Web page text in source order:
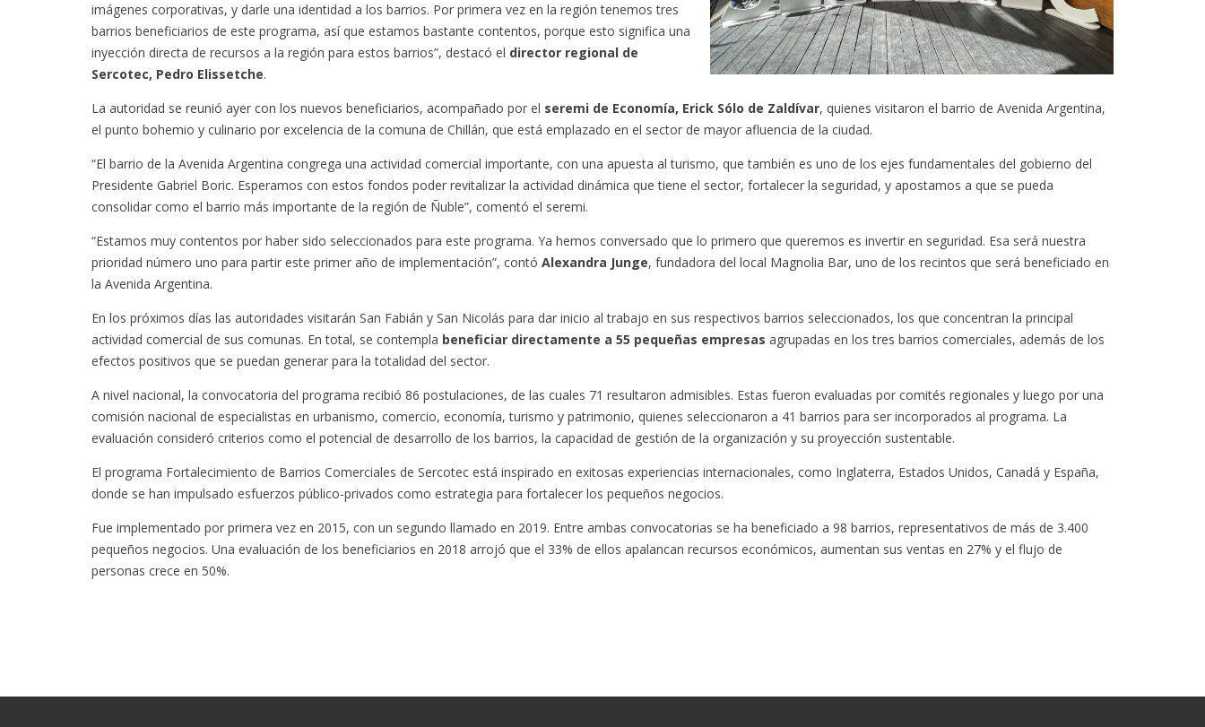
imágenes corporativas, y darle una identidad a los barrios. Por primera vez en la región tenemos tres
barrios beneficiarios de este programa, así que estamos bastante contentos, porque esto significa una
inyección directa de recursos a la región para estos barrios”, destacó el director regional de
Sercotec, Pedro Elissetche.
La autoridad se reunió ayer con los nuevos beneficiarios, acompañado por el seremi de Economía, Erick Sólo de Zaldívar, quienes visitaron el barrio de Avenida Argentina,
el punto bohemio y culinario por excelencia de la comuna de Chillán, que está emplazado en el sector de mayor afluencia de la ciudad.
“El barrio de la Avenida Argentina congrega una actividad comercial importante, con una apuesta al turismo, que también es uno de los ejes fundamentales del gobierno del
Presidente Gabriel Boric. Esperamos con estos fondos poder revitalizar la actividad dinámica que tiene el sector, fortalecer la seguridad, y apostamos a que se pueda
consolidar como el barrio más importante de la región de Ñuble”, comentó el seremi.
“Estamos muy contentos por haber sido seleccionados para este programa. Ya hemos conversado que lo primero que queremos es invertir en seguridad. Esa será nuestra
prioridad número uno para partir este primer año de implementación”, contó Alexandra Junge, fundadora del local Magnolia Bar, uno de los recintos que será beneficiado en
la Avenida Argentina.
En los próximos días las autoridades visitarán San Fabián y San Nicolás para dar inicio al trabajo en sus respectivos barrios seleccionados, los que concentran la principal
actividad comercial de sus comunas. En total, se contempla beneficiar directamente a 55 pequeñas empresas agrupadas en los tres barrios comerciales, además de los
efectos positivos que se puedan generar para la totalidad del sector.
A nivel nacional, la convocatoria del programa recibió 86 postulaciones, de las cuales 71 resultaron admisibles. Estas fueron evaluadas por comités regionales y luego por una
comisión nacional de especialistas en urbanismo, comercio, economía, turismo y patrimonio, quienes seleccionaron a 41 barrios para ser incorporados al programa. La
evaluación consideró criterios como el potencial de desarrollo de los barrios, la capacidad de gestión de la organización y su proyección sustentable.
El programa Fortalecimiento de Barrios Comerciales de Sercotec está inspirado en exitosas experiencias internacionales, como Inglaterra, Estados Unidos, Canadá y España,
donde se han impulsado esfuerzos público-privados como estrategia para fortalecer los pequeños negocios.
Fue implementado por primera vez en 2015, con un segundo llamado en 2019. Entre ambas convocatorias se ha beneficiado a 98 barrios, representativos de más de 3.400
pequeños negocios. Una evaluación de los beneficiarios en 2018 arrojó que el 33% de ellos apalancan recursos económicos, aumentan sus ventas en 27% y el flujo de
personas crece en 50%.